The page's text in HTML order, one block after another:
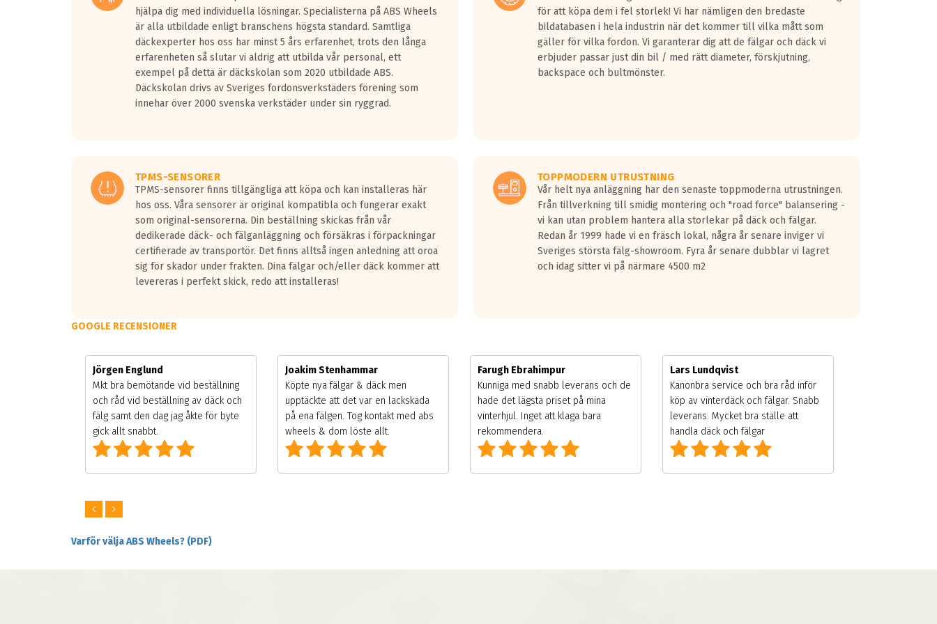
hjälpa dig med individuella lösningar. Specialisterna på ABS Wheels
är alla utbildade enligt branschens högsta standard. Samtliga
däckexperter hos oss har minst 5 års erfarenhet, trots den långa
erfarenheten så slutar vi aldrig att utbilda vår personal, ett
exempel på detta är däckskolan som 2020 utbildade ABS.
Däckskolan drivs av Sveriges fordonsverkstäders förening som
innehar över 2000 svenska verkstäder under sin ryggrad.
för att köpa dem i fel storlek! Vi har nämligen den bredaste
bildatabasen i hela industrin när det kommer till vilka mått som
gäller för vilka fordon. Vi garanterar dig att de fälgar och däck vi
erbjuder passar just din bil / med rätt diameter, förskjutning,
backspace och bultmönster.
TPMS-SENSORER
TPMS-sensorer finns tillgängliga att köpa och kan installeras här
hos oss. Våra sensorer är original kompatibla och fungerar exakt
som original-sensorerna. Din beställning skickas från vår
dedikerade däck- och fälganläggning och försäkras i förpackningar
certifierade av transportör. Det finns alltså ingen anledning att oroa
sig för skador under frakten. Dina fälgar och/eller däck kommer att
levereras i perfekt skick, redo att installeras!
TOPPMODERN UTRUSTNING
Vår helt nya anläggning har den senaste toppmoderna utrustningen.
Från tillverkning till smidig montering och "road force" balansering -
vi kan utan problem hantera alla storlekar på däck och fälgar.
Redan år 1999 hade vi en fräsch lokal, några år senare inviger vi
Sveriges största fälg-showroom. Fyra år senare dubblar vi lagret
och idag sitter vi på närmare 4500 m2
GOOGLE RECENSIONER
Jörgen Englund
Mkt bra bemötande vid beställning
och råd vid beställning av däck och
fälg samt den dag jag åkte för byte
gick allt snabbt.
Joakim Stenhammar
Köpte nya fälgar & däck men
upptäckte att det var en lackskada
på ena fälgen. Tog kontakt med abs
wheels & dom löste allt.
Farugh Ebrahimpur
Kunniga med snabb leverans och de
hade det lägsta priset på mina
vinterhjul. Inget att klaga bara
rekommendera.
Lars Lundqvist
Kanonbra service och bra råd inför
köp av vinterdäck och fälgar. Snabb
leverans. Mycket bra ställe att
handla däck och fälgar
Varför välja ABS Wheels? (PDF)